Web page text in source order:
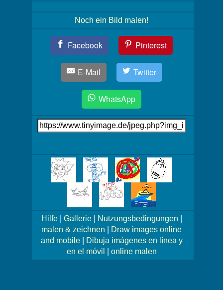
Noch ein Bild malen!
Facebook Pinterest
E-Mail Twitter
WhatsApp
Link
auf's
Mehr
Bilder!
Hilfe| Gallerie| Nutzungsbedingungen
malen & zeichnen
Draw images online
and mobile|
Dibuja imágenes en línea y
en el móvil
online malen